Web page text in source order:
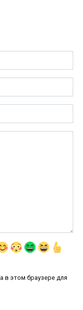
в этом браузере для